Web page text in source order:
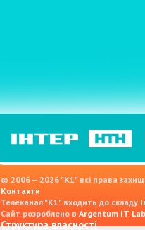
© 2006 — 2026 "K1" всі права
Контакти
Телеканал "К1" входить до складу
Сайт розроблено в Argentum IT Lab
Структура власності